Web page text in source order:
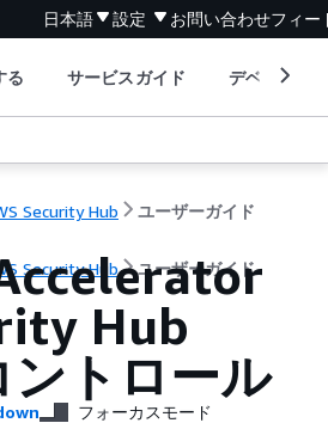
日本語 設定 お問い合わせフィー
る サービスガイド デベロッパ
Security Hub ユーザーガイド
Security Hub ユーザーガイド
Hub
ントロール
フォーカスモード